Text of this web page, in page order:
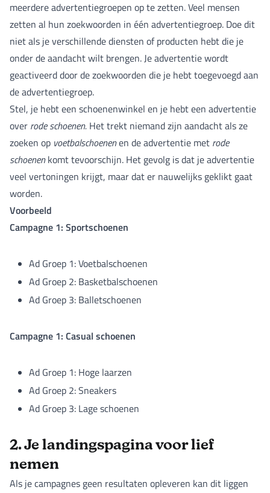
meerdere advertentiegroepen op te zetten. Veel mensen
zetten al hun zoekwoorden in één advertentiegroep. Doe dit
niet als je verschillende diensten of producten hebt die je
onder de aandacht wilt brengen. Je advertentie wordt
geactiveerd door de zoekwoorden die je hebt toegevoegd aan
de advertentiegroep.
Stel, je hebt een schoenenwinkel en je hebt een advertentie
over rode schoenen. Het trekt niemand zijn aandacht als ze
zoeken op voetbalschoenenen de advertentie met rode
schoenenkomt tevoorschijn. Het gevolg is dat je advertentie
veel vertoningen krijgt, maar dat er nauwelijks geklikt gaat
worden.
Voorbeeld
Campagne 1: Sportschoenen
Ad Groep 1: Voetbalschoenen
Ad Groep 2: Basketbalschoenen
Ad Groep 3: Balletschoenen
Campagne 1: Casual schoenen
Ad Groep 1: Hoge laarzen
Ad Groep 2: Sneakers
Ad Groep 3: Lage schoenen
2. Je landingspagina voor lief
nemen
Als je campagnes geen resultaten opleveren kan dit liggen